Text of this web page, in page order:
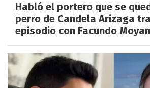
Habló el portero que se
perro de Candela Arizaga
episodio con Facundo